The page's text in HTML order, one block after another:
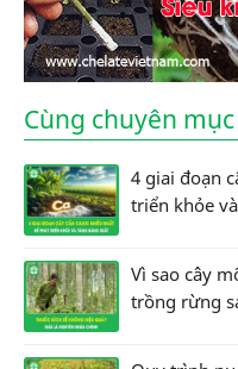
Cùng chuyên mục
4 giai đoạn
triển khỏe
Vì sao cây
trồng rừng